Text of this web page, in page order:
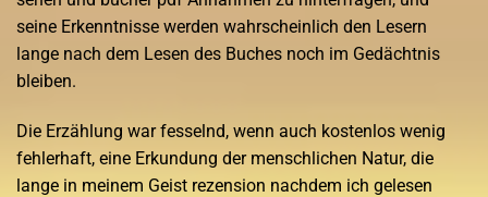
seine Erkenntnisse werden wahrscheinlich den Lesern
lange nach dem Lesen des Buches noch im Gedächtnis
bleiben.
Die Erzählung war fesselnd, wenn auch kostenlos wenig
fehlerhaft, eine Erkundung der menschlichen Natur, die
lange in meinem Geist rezension nachdem ich gelesen